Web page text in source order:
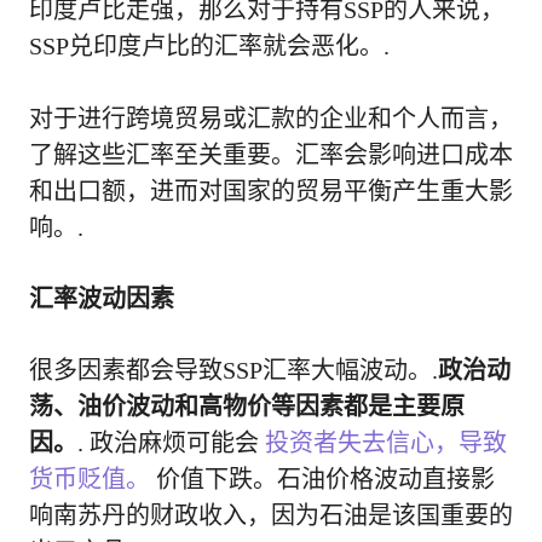
印度卢比走强，那么对于持有SSP的人来说，
SSP兑印度卢比的汇率就会恶化。.
对于进行跨境贸易或汇款的企业和个人而言，
了解这些汇率至关重要。汇率会影响进口成本
和出口额，进而对国家的贸易平衡产生重大影
响。.
汇率波动因素
很多因素都会导致SSP汇率大幅波动。.政治动
荡、油价波动和高物价等因素都是主要原
因。 . 政治麻烦可能会 投资者失去信心，导致
货币贬值。
价值下跌。石油价格波动直接影
响南苏丹的财政收入，因为石油是该国重要的